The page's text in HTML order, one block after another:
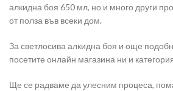
алкидна боя 650 мл, но и много други
от полза във всеки дом.
За светлосива алкидна боя и още
посетите онлайн магазина ни и
Ще се радваме да улесним процеса,